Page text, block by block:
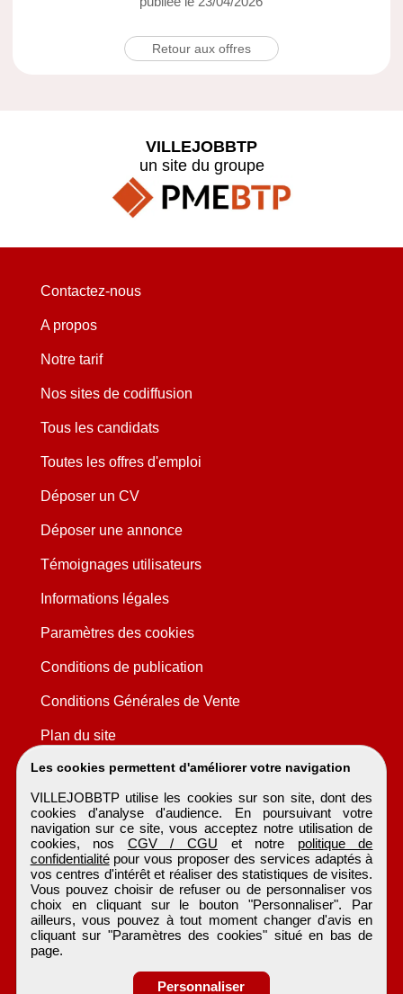
Retour aux offres
Les cookies permettent d'améliorer votre navigation
VILLEJOBBTP utilise les cookies sur son site, dont des
cookies d'analyse d'audience. En poursuivant votre
navigation sur ce site, vous acceptez notre utilisation de
cookies, nos CGV / CGU et notre politique de
confidentialitépour vous proposer des services adaptés à
vos centres d'intérêt et réaliser des statistiques de visites.
Vous pouvez choisir de refuser ou de personnaliser vos
choix en cliquant sur le bouton "Personnaliser". Par
ailleurs, vous pouvez à tout moment changer d'avis en
cliquant sur "Paramètres des cookies" situé en bas de
page.
Personnaliser
VILLEJOBBTP
un site du groupe
Contactez-nous
A propos
Notre tarif
Nos sites de codiffusion
Tous les candidats
Toutes les offres d'emploi
Déposer un CV
Déposer une annonce
Témoignages utilisateurs
Informations légales
Paramètres des cookies
Conditions de publication
Conditions Générales de Vente
Plan du site